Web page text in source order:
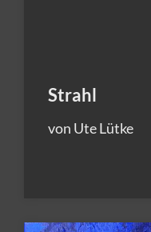
Strahl
von Ute Lütke